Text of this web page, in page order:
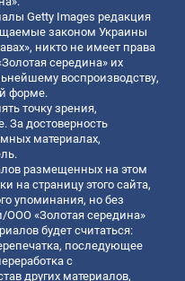
Getty Images редакция
законом Украины
никто не имеет права
середина» их
воспроизводству,
форме.
точку зрения,
За достоверность
материалах,
размещенных на этом
на страницу этого сайта,
упоминания, но без
«Золотая середина»
будет считаться:
последующее
с
других материалов,